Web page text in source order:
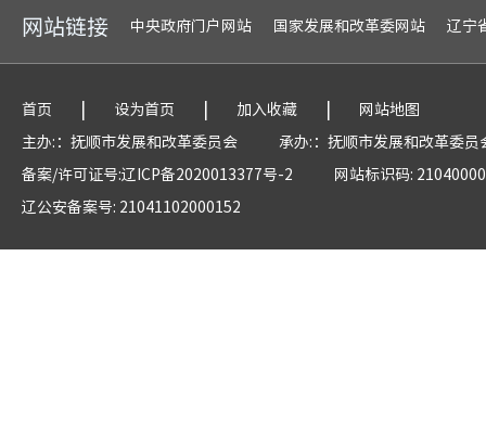
网站链接 中央政府门户网站 国家发展和改革委网站 辽宁
首页 | 设为首页 | 加入收藏 |
网站地图
主办:：抚顺市发展和改革委员会
承办:：抚顺市发展和改革委员
备案/许可证号:辽ICP备2020013377号-2
网站标识码:
辽公安备案号: 21041102000152